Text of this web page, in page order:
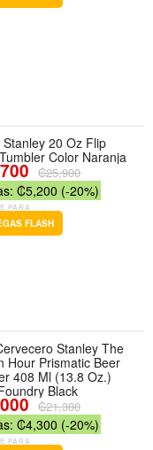
20 Oz Flip
Color Naranja
₡25,900
₡5,200 (-20%)
PARA
FLASH
Stanley The
Hour Prismatic Beer
408 Ml (13.8 Oz.)
Black
₡21,300
₡4,300 (-20%)
PARA